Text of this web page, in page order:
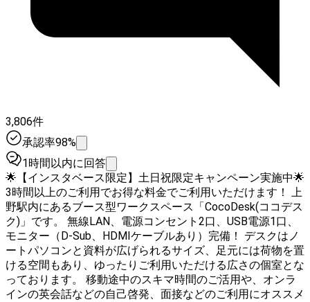
3,806件
承認率98%
1時間以内に回答
🌟【インスタベース限定】土日祝限定キャンペーン実施中🌟
3時間以上のご利用でお得な料金でご利用いただけます！ 上
野駅内にあるブース型ワークスペース「CocoDesk(ココデス
ク)」です。 無線LAN、電源コンセント2口、USB電源1口、
モニター（D-Sub、HDMIケーブルあり）完備！ デスクはノ
ートパソコンと資料が広げられるサイズ、足元には荷物を置
ける空間もあり、ゆったりご利用いただける広さの個室とな
っております。 移動途中のスキマ時間のご活用や、オンラ
インの英会話などの自己啓発、面接などのご利用にオススメ